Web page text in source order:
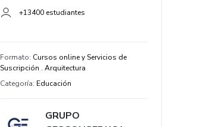
+13400 estudiantes
Formato: Cursos online y Servicios de
Suscripción . Arquitectura
Categoría: Educación
GRUPO